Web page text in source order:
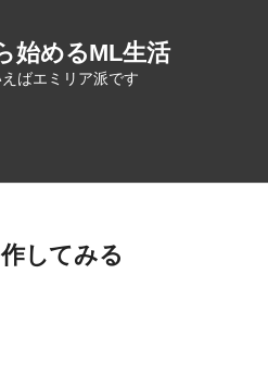
始めるML生活
ばエミリア派です
してみる